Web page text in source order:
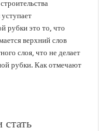
рубки это то, что
верхний слов
слоя, что не делает
рубки. Как отмечают
стать